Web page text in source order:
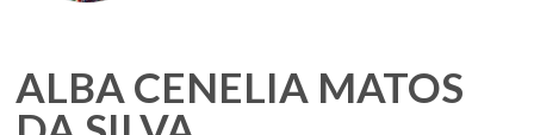
ALBA CENELIA MATOS